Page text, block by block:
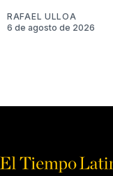
RAFAEL ULLOA
6 de agosto de 2026